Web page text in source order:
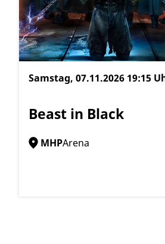
Samstag, 07.11.2026 19:15
Beast in Black
MHPArena